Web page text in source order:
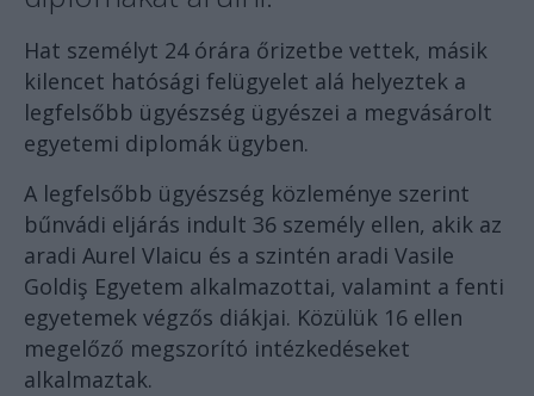
Hat személyt 24 órára őrizetbe vettek, másik
kilencet hatósági felügyelet alá helyeztek a
legfelsőbb ügyészség ügyészei a megvásárolt
egyetemi diplomák ügyben.
A legfelsőbb ügyészség közleménye szerint
bűnvádi eljárás indult 36 személy ellen, akik az
aradi Aurel Vlaicu és a szintén aradi Vasile
Goldiş Egyetem alkalmazottai, valamint a fenti
egyetemek végzős diákjai. Közülük 16 ellen
megelőző megszorító intézkedéseket
alkalmaztak.